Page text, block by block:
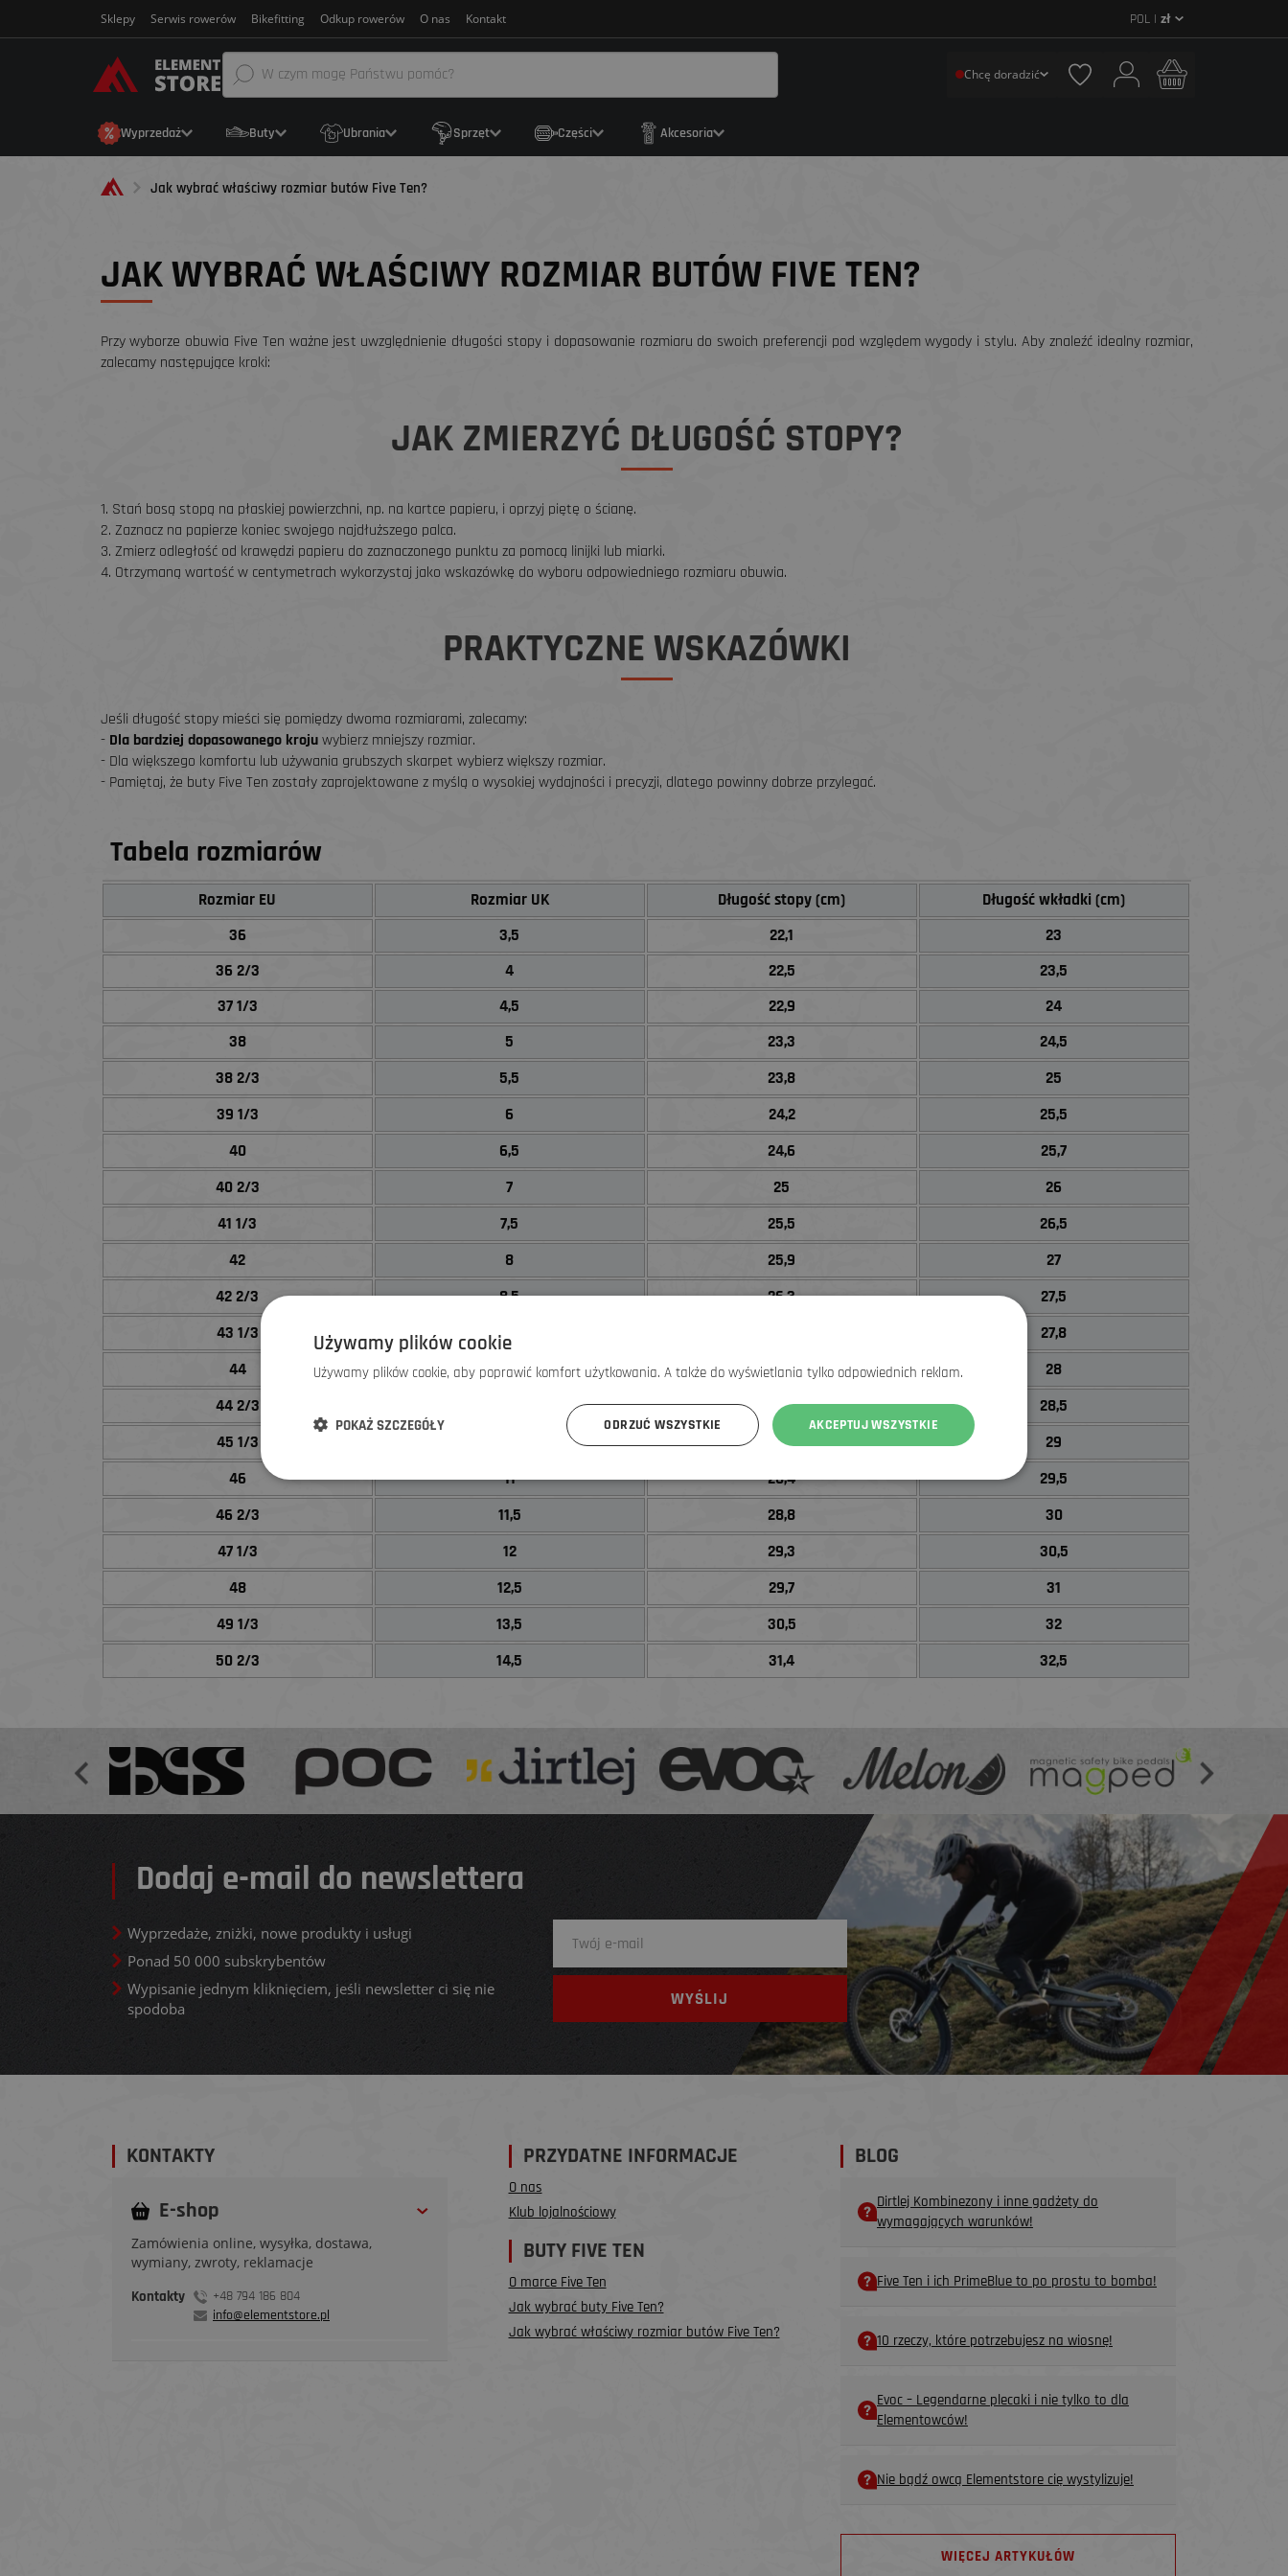
Sklepy Serwis rowerów Bikefitting Odkup rowerów O nas Kontakt POL | zł
Chcę doradzić
Wyprzedaż Buty Ubrania Sprzęt Części Akcesoria
Jak wybrać właściwy rozmiar butów Five Ten?
JAK WYBRAĆ WŁAŚCIWY ROZMIAR BUTÓW FIVE TEN?
Przy wyborze obuwia Five Ten ważne jest uwzględnienie długości stopy i dopasowanie rozmiaru do swoich preferencji pod względem wygody i stylu. Aby znaleźć idealny rozmiar,
zalecamy następujące kroki:
JAK ZMIERZYĆ DŁUGOŚĆ STOPY?
1. Stań bosą stopą na płaskiej powierzchni, np. na kartce papieru, i oprzyj piętę o ścianę.
2. Zaznacz na papierze koniec swojego najdłuższego palca.
3. Zmierz odległość od krawędzi papieru do zaznaczonego punktu za pomocą linijki lub miarki.
4. Otrzymaną wartość w centymetrach wykorzystaj jako wskazówkę do wyboru odpowiedniego rozmiaru obuwia.
PRAKTYCZNE WSKAZÓWKI
Jeśli długość stopy mieści się pomiędzy dwoma rozmiarami, zalecamy:
- Dla bardziej dopasowanego krojuwybierz mniejszy rozmiar.
- Dla większego komfortu lub używania grubszych skarpet wybierz większy rozmiar.
- Pamiętaj, że buty Five Ten zostały zaprojektowane z myślą o wysokiej wydajności i precyzji, dlatego powinny dobrze przylegać.
Tabela rozmiarów
Rozmiar EU Rozmiar UK Długość stopy (cm)
Długość wkładki (cm)
36
3,5 22,1
23
36 2/3
4 22,5
23,5
37 1/3
4,5 22,9
24
38
5 23,3
24,5
38 2/3
5,5 23,8
25
39 1/3
6 24,2
25,5
40
6,5 24,6
25,7
40 2/3
7 25
26
41 1/3
7,5 25,5
26,5
42
8 25,9
27
42 2/3
8,5 26,3
27,5
43 1/3
27,8
44
9,5 27,1
28
44 2/3
27,6
28,5
45 1/3
28
29
46
11 28,4
29,5
46 2/3
11,5 28,8
30
47 1/3
12 29,3
30,5
48
12,5 29,7
31
49 1/3
13,5 30,5
32
50 2/3
14,5 31,4 32,5
Dodaj e-mail do newslettera
Wyprzedaże, zniżki, nowe produkty i usługi
Ponad 50 000 subskrybentów
Wypisanie jednym kliknięciem, jeśli newsletter ci się nie
spodoba
KONTAKTY
E-shop
Zamówienia online, wysyłka, dostawa,
wymiany, zwroty, reklamacje
Kontakty
+48 794 186 804
info@elementstore.pl
PRZYDATNE INFORMACJE
O nas
Klub lojalnościowy
BUTY FIVE TEN
O marce Five Ten
Jak wybrać buty Five Ten?
Jak wybrać właściwy rozmiar butów Five Ten?
BLOG
Dirtlej Kombinezony i inne gadżety do
wymagających warunków!
Five Ten i ich PrimeBlue to po prostu to bomba!
10 rzeczy, które potrzebujesz na wiosnę!
Evoc – Legendarne plecaki i nie tylko to dla
Elementowców!
Nie bądź owcą Elementstore cię wystylizuje!
WIĘCEJ ARTYKUŁÓW
Używamy plików cookie
Używamy plików cookie, aby poprawić komfort użytkowania. A także do wyświetlania tylko odpowiednich reklam.
AKCEPTUJ WSZYSTKIE
ODRZUĆ WSZYSTKIE
POKAŻ SZCZEGÓŁY